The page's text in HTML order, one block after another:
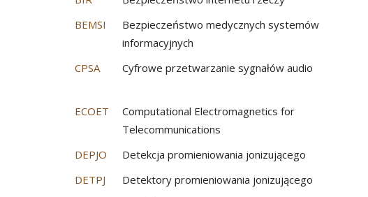
BEMSI
Bezpieczeństwo medycznych systemów
informacyjnych
CPSA Cyfrowe przetwarzanie sygnałów audio
ECOET
Computational Electromagnetics for
Telecommunications
DEPJO Detekcja promieniowania jonizującego
DETPJ
Detektory promieniowania jonizującego